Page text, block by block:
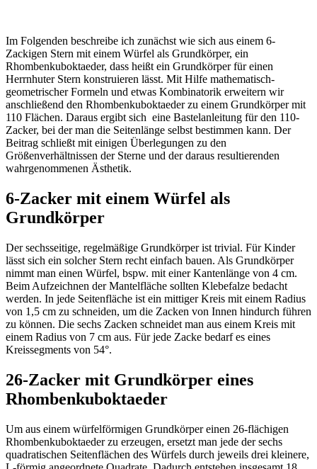
Im Folgenden beschreibe ich zunächst wie sich aus einem 6-
Zackigen Stern mit einem Würfel als Grundkörper, ein
Rhombenkuboktaeder, dass heißt ein Grundkörper für einen
Herrnhuter Stern konstruieren lässt. Mit Hilfe mathematisch-
geometrischer Formeln und etwas Kombinatorik erweitern wir
anschließend den Rhombenkuboktaeder zu einem Grundkörper mit
110 Flächen. Daraus ergibt sich eine Bastelanleitung für den 110-
Zacker, bei der man die Seitenlänge selbst bestimmen kann. Der
Beitrag schließt mit einigen Überlegungen zu den
Größenverhältnissen der Sterne und der daraus resultierenden
wahrgenommenen Ästhetik.
6-Zacker mit einem Würfel als
Grundkörper
Der sechsseitige, regelmäßige Grundkörper ist trivial. Für Kinder
lässt sich ein solcher Stern recht einfach bauen. Als Grundkörper
nimmt man einen Würfel, bspw. mit einer Kantenlänge von 4 cm.
Beim Aufzeichnen der Mantelfläche sollten Klebefalze bedacht
werden. In jede Seitenfläche ist ein mittiger Kreis mit einem Radius
von 1,5 cm zu schneiden, um die Zacken von Innen hindurch führen
zu können. Die sechs Zacken schneidet man aus einem Kreis mit
einem Radius von 7 cm aus. Für jede Zacke bedarf es eines
Kreissegments von 54°.
26-Zacker mit Grundkörper eines
Rhombenkuboktaeder
Um aus einem würfelförmigen Grundkörper einen 26-flächigen
Rhombenkuboktaeder zu erzeugen, ersetzt man jede der sechs
quadratischen Seitenflächen des Würfels durch jeweils drei kleinere,